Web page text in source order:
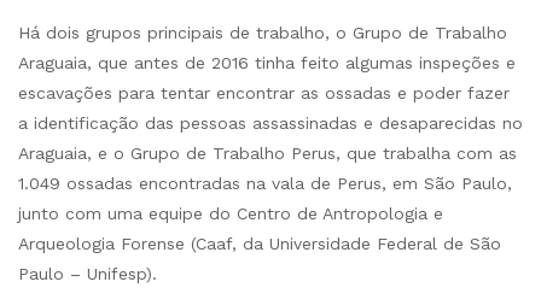
Há dois grupos principais de trabalho, o Grupo de Trabalho
Araguaia, que antes de 2016 tinha feito algumas inspeções e
escavações para tentar encontrar as ossadas e poder fazer
a identificação das pessoas assassinadas e desaparecidas no
Araguaia, e o Grupo de Trabalho Perus, que trabalha com as
1.049 ossadas encontradas na vala de Perus, em São Paulo,
junto com uma equipe do Centro de Antropologia e
Arqueologia Forense (Caaf, da Universidade Federal de São
Paulo – Unifesp).